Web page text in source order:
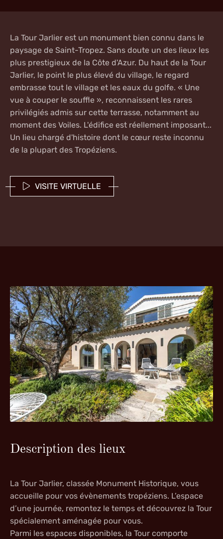
La Tour Jarlier est un monument bien connu dans le
paysage de Saint-Tropez. Sans doute un des lieux les
plus prestigieux de la Côte d'Azur. Du haut de la Tour
Jarlier, le point le plus élevé du village, le regard
embrasse tout le village et les eaux du golfe. « Une
vue à couper le souffle », reconnaissent les rares
privilégiés admis sur cette terrasse, notamment au
moment des Voiles. L'édifice est réellement imposant...
Un lieu chargé d'histoire dont le cœur reste inconnu
de la plupart des Tropéziens.
VISITE VIRTUELLE
Description des lieux
La Tour Jarlier, classée Monument Historique, vous
accueille pour vos évènements tropéziens. L’espace
d’une journée, remontez le temps et découvrez la Tour
spécialement aménagée pour vous.
Parmi les espaces disponibles, la Tour comporte